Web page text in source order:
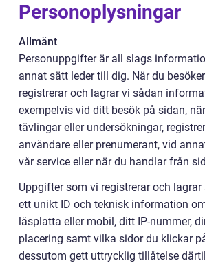
Personoplysningar
Allmänt
Personuppgifter är all slags
annat sätt leder till dig. När du
registrerar och lagrar vi sådan
exempelvis vid ditt besök på sidan,
tävlingar eller undersökningar,
användare eller prenumerant, vid
vår service eller när du handlar från
Uppgifter som vi registrerar och
ett unikt ID och teknisk information
läsplatta eller mobil, ditt IP-nummer,
placering samt vilka sidor du klickar
dessutom gett uttrycklig tillåtelse